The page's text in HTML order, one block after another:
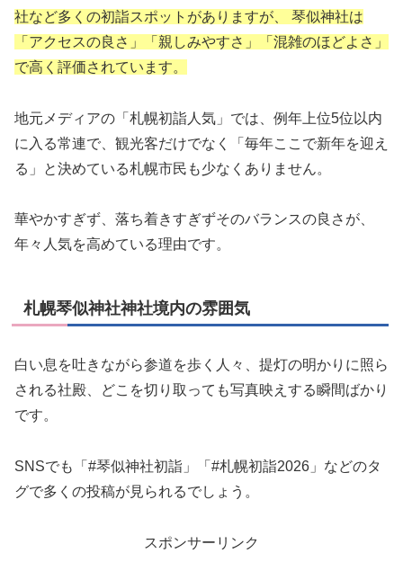
社など多くの初詣スポットがありますが、 琴似神社は
「アクセスの良さ」「親しみやすさ」「混雑のほどよさ」
で高く評価されています。
地元メディアの「札幌初詣人気」では、例年上位5位以内
に入る常連で、観光客だけでなく「毎年ここで新年を迎え
る」と決めている札幌市民も少なくありません。
華やかすぎず、落ち着きすぎずそのバランスの良さが、
年々人気を高めている理由です。
札幌琴似神社神社境内の雰囲気
白い息を吐きながら参道を歩く人々、提灯の明かりに照ら
される社殿、どこを切り取っても写真映えする瞬間ばかり
です。
SNSでも「#琴似神社初詣」「#札幌初詣2026」などのタ
グで多くの投稿が見られるでしょう。
スポンサーリンク